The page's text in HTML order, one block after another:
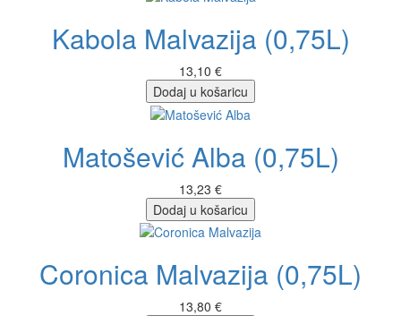
Kabola Malvazija (0,75L)
13,10 €
Dodaj u košaricu
Matošević Alba (0,75L)
13,23 €
Dodaj u košaricu
Coronica Malvazija (0,75L)
13,80 €